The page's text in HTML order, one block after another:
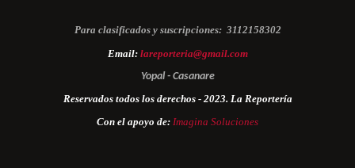
Para clasificados y suscripciones: 3112158302
Email: lareporteria@gmail.com
Yopal - Casanare
Reservados todos los derechos - 2023. La Reportería
Con el apoyo de: Imagina Soluciones